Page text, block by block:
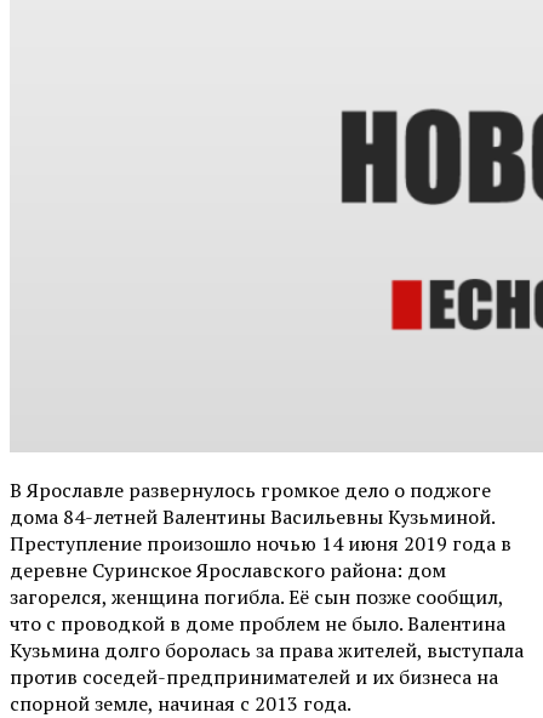
В Ярославле развернулось громкое дело о поджоге
дома 84-летней Валентины Васильевны Кузьминой.
Преступление произошло ночью 14 июня 2019 года в
деревне Суринское Ярославского района: дом
загорелся, женщина погибла. Её сын позже сообщил,
что с проводкой в доме проблем не было. Валентина
Кузьмина долго боролась за права жителей, выступала
против соседей-предпринимателей и их бизнеса на
спорной земле, начиная с 2013 года.